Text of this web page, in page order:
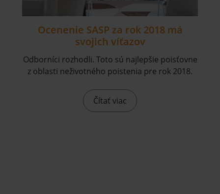
Ocenenie SASP za rok 2018 má
svojich víťazov
Odborníci rozhodli. Toto sú najlepšie poisťovne
z oblasti neživotného poistenia pre rok 2018.
Čítať viac